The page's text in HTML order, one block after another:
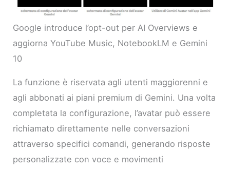
Google introduce l’opt-out per AI Overviews e
aggiorna YouTube Music, NotebookLM e Gemini
10
La funzione è riservata agli utenti maggiorenni e
agli abbonati ai piani premium di Gemini. Una volta
completata la configurazione, l’avatar può essere
richiamato direttamente nelle conversazioni
attraverso specifici comandi, generando risposte
personalizzate con voce e movimenti